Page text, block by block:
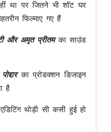
था पर जितने भी शॉट घर
फिल्माए गए हैं
और अमृत प्रीतमका साउंड
का प्रोडक्शन डिजाइन
है
थोड़ी सी कसी हुई हो